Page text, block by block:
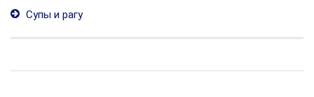
Супы и рагу